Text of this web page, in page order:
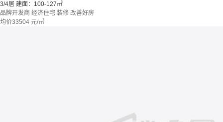
3/4居 建面：100-127㎡
品牌开发商 经济住宅 装修 改善好房
均价33504 元/㎡